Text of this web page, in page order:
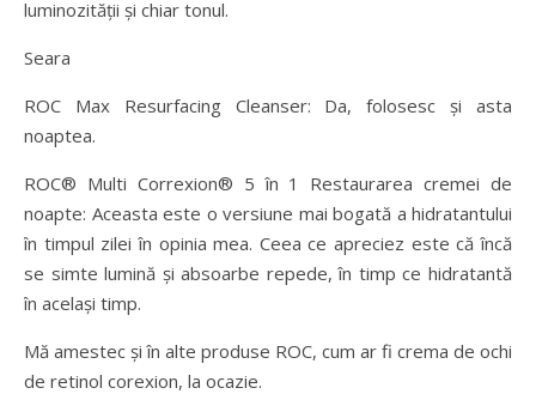
luminozității și chiar tonul.
Seara
ROC Max Resurfacing Cleanser: Da, folosesc și asta
noaptea.
ROC® Multi Correxion® 5 în 1 Restaurarea cremei de
noapte: Aceasta este o versiune mai bogată a hidratantului
în timpul zilei în opinia mea. Ceea ce apreciez este că încă
se simte lumină și absoarbe repede, în timp ce hidratantă
în același timp.
Mă amestec și în alte produse ROC, cum ar fi crema de ochi
de retinol corexion, la ocazie.